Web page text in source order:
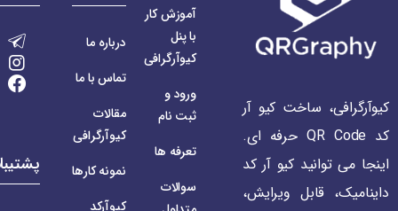
کیوآرگرافی، ساخت کیو آر
کد QR Code حرفه ای.
اینجا می توانید کیو آر کد
داینامیک، قابل ویرایش،
آموزش کار
با پنل
کیوآرگرافی
ورود و
ثبت نام
تعرفه ها
سوالات
درباره ما
تماس با ما
مقالات
کیوآرگرافی
نمونه کارها
کیوآرکد